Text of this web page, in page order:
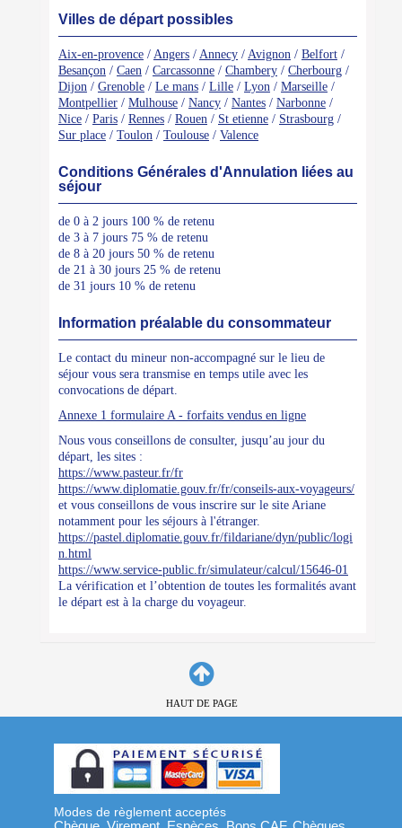
Villes de départ possibles
Aix-en-provence / Angers / Annecy / Avignon / Belfort /
Besançon / Caen / Carcassonne / Chambery / Cherbourg /
Dijon / Grenoble / Le mans / Lille / Lyon / Marseille /
Montpellier / Mulhouse / Nancy / Nantes / Narbonne /
Nice / Paris / Rennes / Rouen / St etienne / Strasbourg /
Sur place / Toulon / Toulouse / Valence
Conditions Générales d'Annulation liées au
séjour
de 0 à 2 jours 100 % de retenu
de 3 à 7 jours 75 % de retenu
de 8 à 20 jours 50 % de retenu
de 21 à 30 jours 25 % de retenu
de 31 jours 10 % de retenu
Information préalable du consommateur
Le contact du mineur non-accompagné sur le lieu de
séjour vous sera transmise en temps utile avec les
convocations de départ.
Annexe 1 formulaire A - forfaits vendus en ligne
Nous vous conseillons de consulter, jusqu’au jour du
départ, les sites :
https://www.pasteur.fr/fr
https://www.diplomatie.gouv.fr/fr/conseils-aux-voyageurs/
et vous conseillons de vous inscrire sur le site Ariane
notamment pour les séjours à l'étranger.
https://pastel.diplomatie.gouv.fr/fildariane/dyn/public/logi
n.html
https://www.service-public.fr/simulateur/calcul/15646-01
La vérification et l’obtention de toutes les formalités avant
le départ est à la charge du voyageur.
HAUT DE PAGE
Modes de règlement acceptés